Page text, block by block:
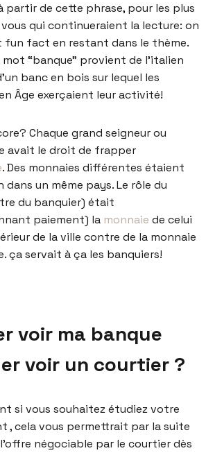
partir de cette phrase, pour les plus
qui continueraient la lecture: on
fact en restant dans le thème.
“banque” provient de l’italien
banc en bois sur lequel les
Âge exerçaient leur activité!
Chaque grand seigneur ou
avait le droit de frapper
. Des monnaies différentes étaient
un même pays. Le rôle du
du banquier) était
paiement) la monnaie de celui
de la ville contre de la monnaie
ça servait à ça les banquiers!
voir ma banque
voir un courtier ?
si vous souhaitez étudiez votre
, cela vous permettrait par la suite
négociable par le courtier dès